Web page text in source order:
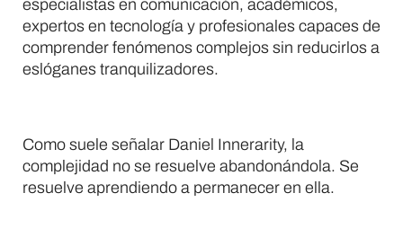
especialistas en comunicación, académicos,
expertos en tecnología y profesionales capaces de
comprender fenómenos complejos sin reducirlos a
eslóganes tranquilizadores.
Como suele señalar Daniel Innerarity, la
complejidad no se resuelve abandonándola. Se
resuelve aprendiendo a permanecer en ella.